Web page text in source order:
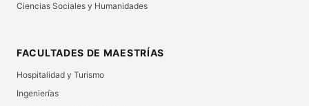
Ciencias Sociales y Humanidades
FACULTADES DE MAESTRÍAS
Hospitalidad y Turismo
Ingenierías